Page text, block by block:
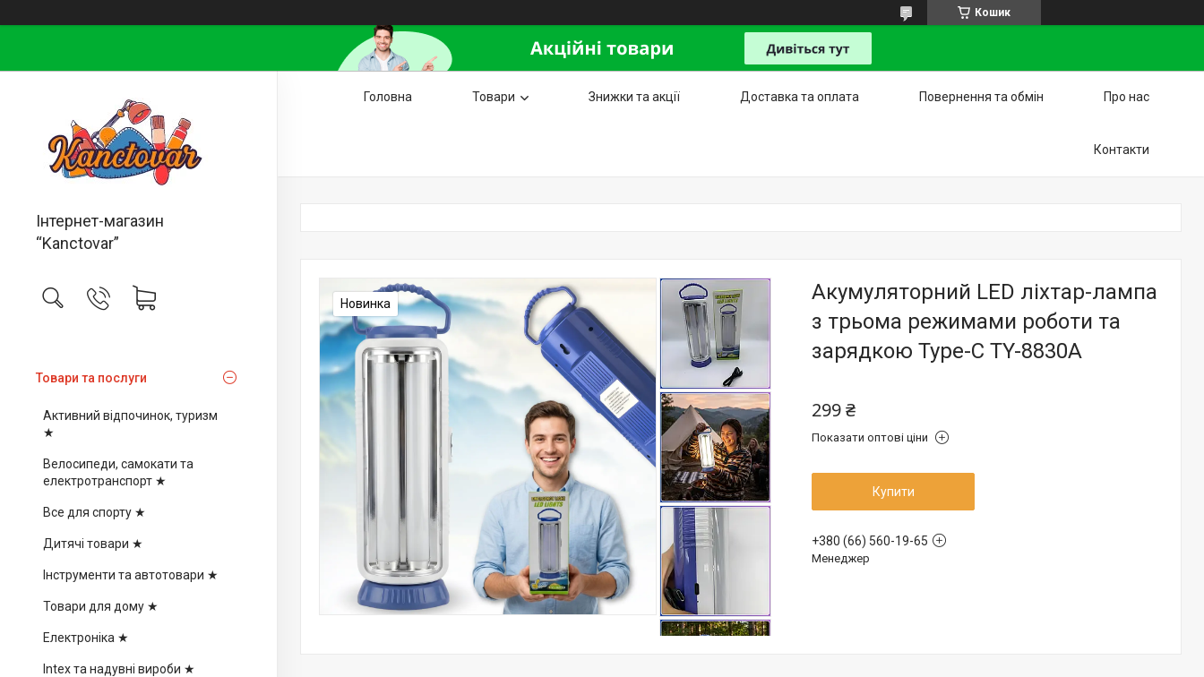
Кошик
Інтернет-магазин
“Kanctovar”
Товари та послуги
Активний відпочинок, туризм
★
Велосипеди, самокати та
електротранспорт ★
Все для спорту ★
Дитячі товари ★
Інструменти та автотовари ★
Товари для дому ★
Електроніка ★
Intex та надувні вироби ★
Головна Товари Знижки та акції Доставка та оплата Повернення та обмін Про нас
Контакти
Новинка
Акумуляторний LED ліхтар-лампа
з трьома режимами роботи та
зарядкою Type-C TY-8830A
299 ₴
Показати оптові ціни
Купити
+380 (66) 560-19-65
Менеджер